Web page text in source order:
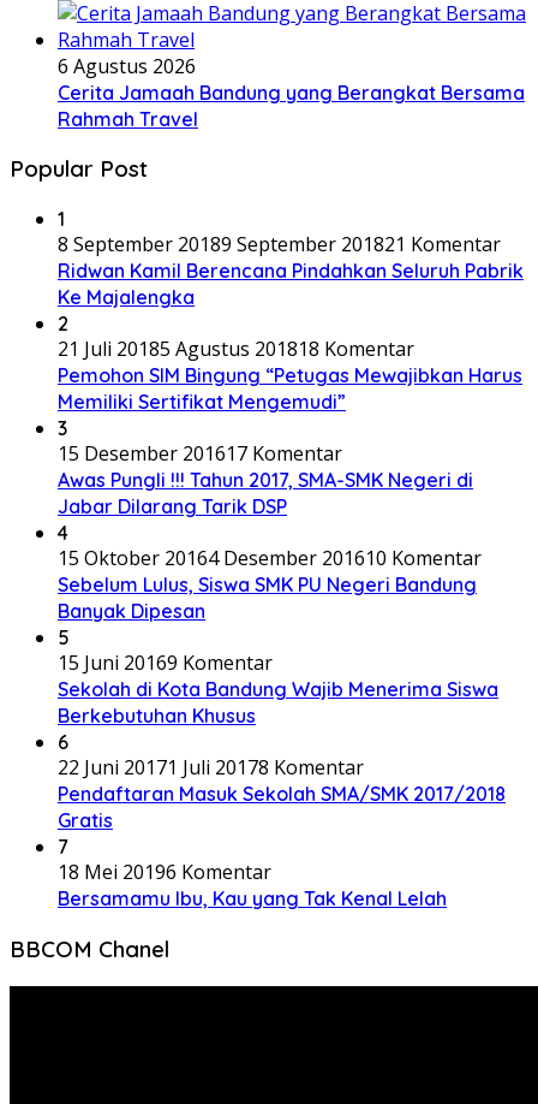
6 Agustus 2026
Cerita Jamaah Bandung yang Berangkat Bersama
Rahmah Travel
Popular Post
1
8 September 20189 September 201821 Komentar
Ridwan Kamil Berencana Pindahkan Seluruh Pabrik
Ke Majalengka
2
21 Juli 20185 Agustus 201818 Komentar
Pemohon SIM Bingung “Petugas Mewajibkan Harus
Memiliki Sertifikat Mengemudi”
3
15 Desember 201617 Komentar
Awas Pungli !!! Tahun 2017, SMA-SMK Negeri di
Jabar Dilarang Tarik DSP
4
15 Oktober 20164 Desember 201610 Komentar
Sebelum Lulus, Siswa SMK PU Negeri Bandung
Banyak Dipesan
5
15 Juni 20169 Komentar
Sekolah di Kota Bandung Wajib Menerima Siswa
Berkebutuhan Khusus
6
22 Juni 20171 Juli 20178 Komentar
Pendaftaran Masuk Sekolah SMA/SMK 2017/2018
Gratis
7
18 Mei 20196 Komentar
Bersamamu Ibu, Kau yang Tak Kenal Lelah
BBCOM Chanel